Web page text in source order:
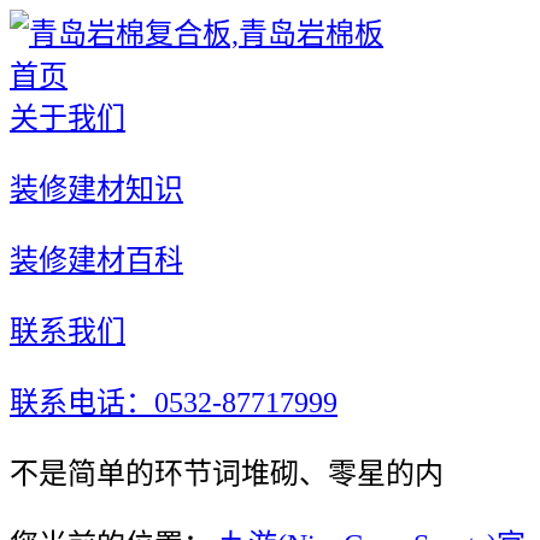
首页
关于我们
装修建材知识
装修建材百科
联系我们
联系电话：0532-87717999
不是简单的环节词堆砌、零星的内